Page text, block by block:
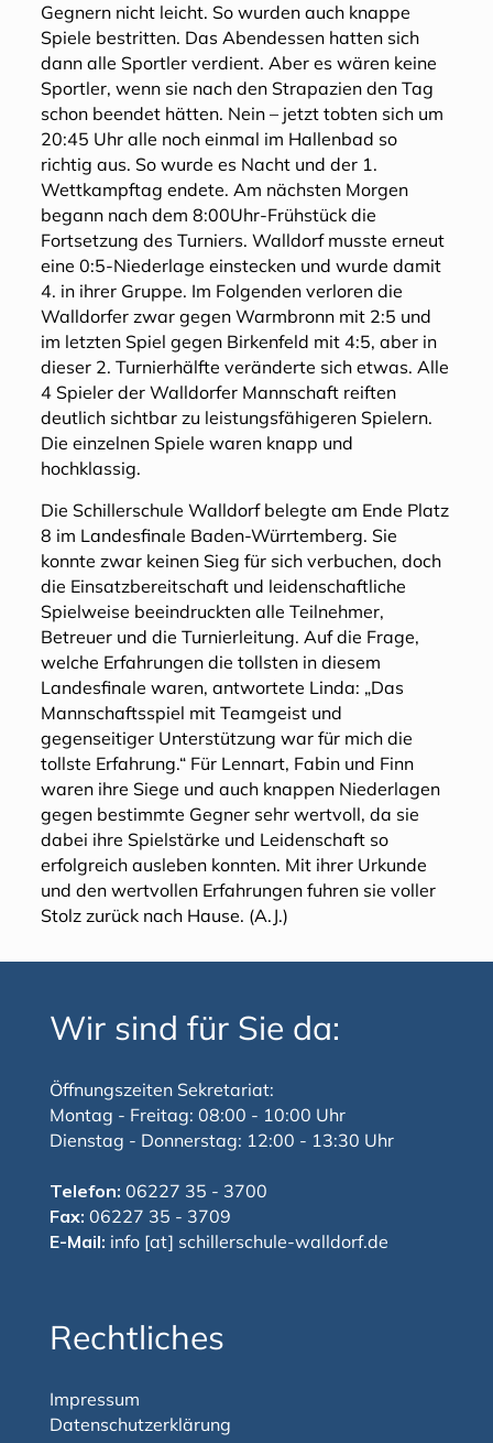
Gegnern nicht leicht. So wurden auch knappe
Spiele bestritten. Das Abendessen hatten sich
dann alle Sportler verdient. Aber es wären keine
Sportler, wenn sie nach den Strapazien den Tag
schon beendet hätten. Nein – jetzt tobten sich um
20:45 Uhr alle noch einmal im Hallenbad so
richtig aus. So wurde es Nacht und der 1.
Wettkampftag endete. Am nächsten Morgen
begann nach dem 8:00Uhr-Frühstück die
Fortsetzung des Turniers. Walldorf musste erneut
eine 0:5-Niederlage einstecken und wurde damit
4. in ihrer Gruppe. Im Folgenden verloren die
Walldorfer zwar gegen Warmbronn mit 2:5 und
im letzten Spiel gegen Birkenfeld mit 4:5, aber in
dieser 2. Turnierhälfte veränderte sich etwas. Alle
4 Spieler der Walldorfer Mannschaft reiften
deutlich sichtbar zu leistungsfähigeren Spielern.
Die einzelnen Spiele waren knapp und
hochklassig.
Die Schillerschule Walldorf belegte am Ende Platz
8 im Landesfinale Baden-Würrtemberg. Sie
konnte zwar keinen Sieg für sich verbuchen, doch
die Einsatzbereitschaft und leidenschaftliche
Spielweise beeindruckten alle Teilnehmer,
Betreuer und die Turnierleitung. Auf die Frage,
welche Erfahrungen die tollsten in diesem
Landesfinale waren, antwortete Linda: „Das
Mannschaftsspiel mit Teamgeist und
gegenseitiger Unterstützung war für mich die
tollste Erfahrung.“ Für Lennart, Fabin und Finn
waren ihre Siege und auch knappen Niederlagen
gegen bestimmte Gegner sehr wertvoll, da sie
dabei ihre Spielstärke und Leidenschaft so
erfolgreich ausleben konnten. Mit ihrer Urkunde
und den wertvollen Erfahrungen fuhren sie voller
Stolz zurück nach Hause. (A.J.)
Wir sind für Sie da:
Öffnungszeiten Sekretariat:
Montag - Freitag: 08:00 - 10:00 Uhr
Dienstag - Donnerstag: 12:00 - 13:30 Uhr
Telefon: 06227 35 - 3700
Fax: 06227 35 - 3709
E-Mail: info [at] schillerschule-walldorf.de
Rechtliches
Impressum
Datenschutzerklärung